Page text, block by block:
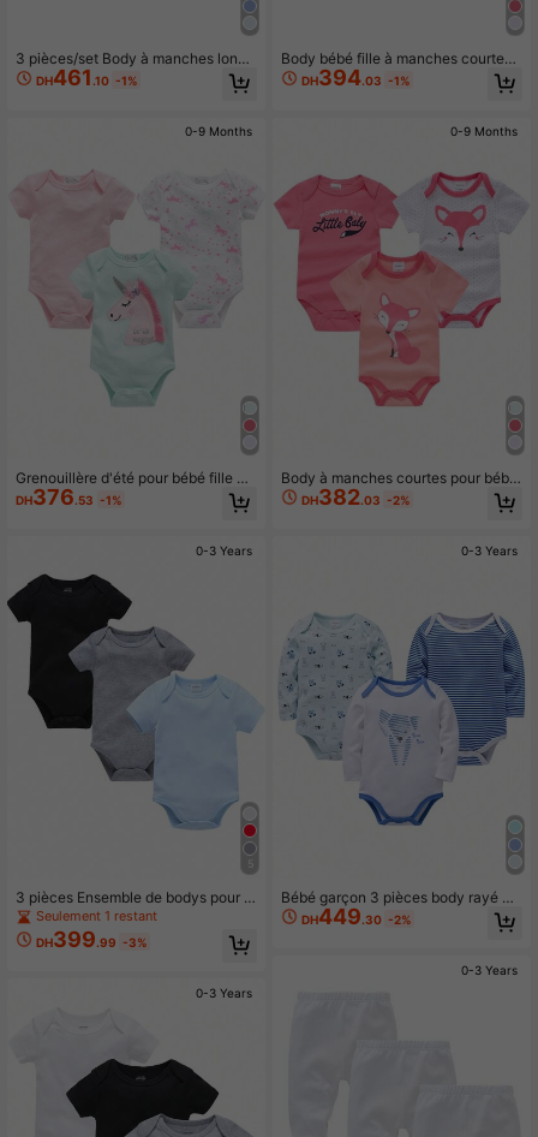
3 pièces/set Body à manches longu
es avec imprimé renard pour bébé g
arçon, printemps/automne
DH461 .10 -1%
0-9 Months
Grenouillère d'été pour bébé fille à
manches courtes avec impression d
e licorne
DH376.53 -1%
0-3 Years
5
3 pièces Ensemble de bodys pour b
ébé, gris, noir, bleu clair
Seulement 1 restant
DH399.99 -3%
0-3 Years
Body bébé fille à manches courtes
avec imprimé éléphant et cœur pou
r l'été
DH394.03 -1%
0-9 Months
Body à manches courtes pour bébé
fille avec motif renard, pour l'été
DH382.03 -2%
0-3 Years
Bébé garçon 3 pièces body rayé et
à motif de bande dessinée
DH449.30 -2%
0-3 Years